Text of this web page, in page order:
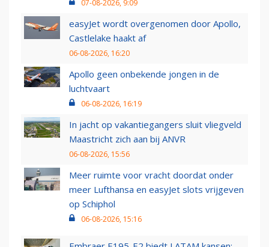
07-08-2026, 9:09
easyJet wordt overgenomen door Apollo,
Castlelake haakt af
06-08-2026, 16:20
Apollo geen onbekende jongen in de
luchtvaart
06-08-2026, 16:19
In jacht op vakantiegangers sluit vliegveld
Maastricht zich aan bij ANVR
06-08-2026, 15:56
Meer ruimte voor vracht doordat onder
meer Lufthansa en easyJet slots vrijgeven
op Schiphol
06-08-2026, 15:16